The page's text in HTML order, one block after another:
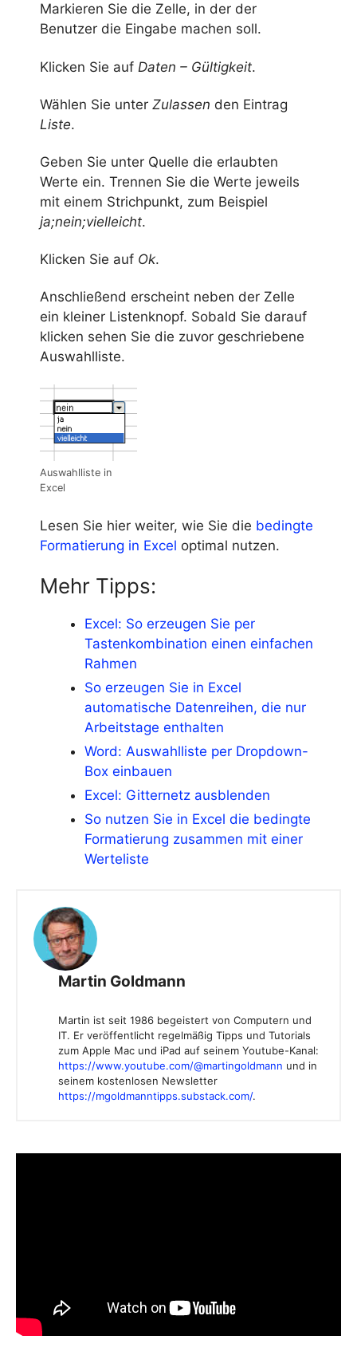
Markieren Sie die Zelle, in der der
Benutzer die Eingabe machen soll.
Klicken Sie auf Daten – Gültigkeit.
Wählen Sie unter Zulassen den Eintrag
Liste.
Geben Sie unter Quelle die erlaubten
Werte ein. Trennen Sie die Werte jeweils
mit einem Strichpunkt, zum Beispiel
ja;nein;vielleicht.
Klicken Sie auf Ok.
Anschließend erscheint neben der Zelle
ein kleiner Listenknopf. Sobald Sie darauf
klicken sehen Sie die zuvor geschriebene
Auswahlliste.
Auswahlliste in
Excel
Lesen Sie hier weiter, wie Sie die bedingte
Formatierung in Excel optimal nutzen.
Mehr Tipps:
Excel: So erzeugen Sie per
Tastenkombination einen einfachen
Rahmen
So erzeugen Sie in Excel
automatische Datenreihen, die nur
Arbeitstage enthalten
Word: Auswahlliste per Dropdown-
Box einbauen
Excel: Gitternetz ausblenden
So nutzen Sie in Excel die bedingte
Formatierung zusammen mit einer
Werteliste
Martin Goldmann
Martin ist seit 1986 begeistert von Computern und
IT. Er veröffentlicht regelmäßig Tipps und Tutorials
zum Apple Mac und iPad auf seinem Youtube-Kanal:
https://www.youtube.com/@martingoldmann und in
seinem kostenlosen Newsletter
https://mgoldmanntipps.substack.com/.